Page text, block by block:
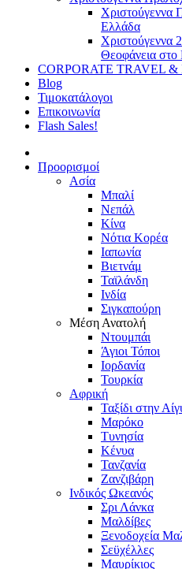
Χριστούγεννα
Ελλάδα
Χριστούγεννα
Θεοφάνεια στο
CORPORATE TRAVEL &
Blog
Τιμοκατάλογοι
Επικοινωνία
Flash Sales!
Προορισμοί
Ασία
Μπαλί
Νεπάλ
Κίνα
Νότια Κορέα
Ιαπωνία
Βιετνάμ
Ταϊλάνδη
Ινδία
Σιγκαπούρη
Μέση Ανατολή
Ντουμπάι
Άγιοι Τόποι
Ιορδανία
Τουρκία
Αφρική
Ταξίδι στην
Μαρόκο
Τυνησία
Κένυα
Τανζανία
Ζανζιβάρη
Ινδικός Ωκεανός
Σρι Λάνκα
Μαλδίβες
Ξενοδοχεία
Σεϋχέλλες
Μαυρίκιος